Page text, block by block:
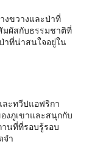
งขวางและป่าที่
มผัสกับธรรมชาติที่
าที่น่าสนใจอยู่ใน
ะทวีปแอฟริกา
งภูเขาและสนุกกับ
นที่ที่รอบรู้รอบ
จำ